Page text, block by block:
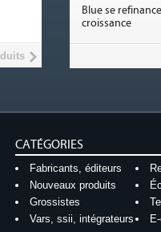
Blue se
croissance
CATÉGORIES
Fabricants, éditeurs
Nouveaux produits
Grossistes
Vars, ssii, intégrateurs